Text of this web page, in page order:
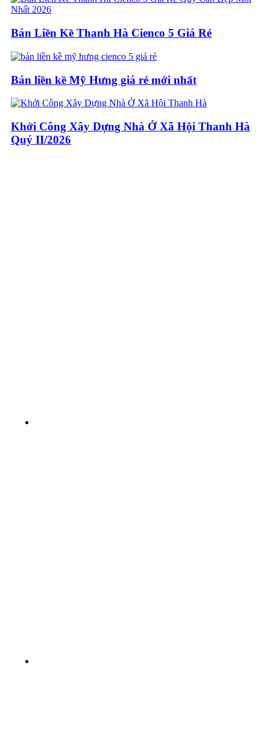
Bán Liền Kề Thanh Hà Cienco 5 Giá Rẻ
Bán liền kề Mỹ Hưng giá rẻ mới nhất
Khởi Công Xây Dựng Nhà Ở Xã Hội Thanh Hà
Quý II/2026